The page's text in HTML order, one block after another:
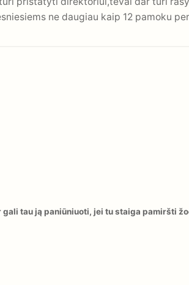
ne daugiau kaip 12 pamoku
tau ją paniūniuoti, jei tu staiga pamiršti